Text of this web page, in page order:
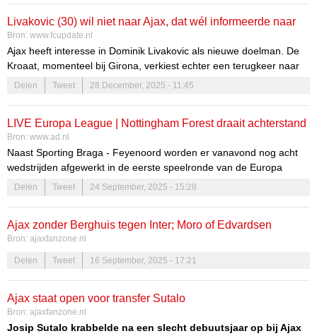
Panathinaikos is door na een penaltyserie tegen Viktoria Plzen. Om
21.00 uur zijn er nog vier duels begonnen.
Livakovic (30) wil niet naar Ajax, dat wél informeerde naar
doelman
Bron: www.fcupdate.nl
Ajax heeft interesse in Dominik Livakovic als nieuwe doelman. De
Kroaat, momenteel bij Girona, verkiest echter een terugkeer naar
Dinamo Zagreb boven een transfer naar Amsterdam. Ajax zoekt
versterking onder de lat voor de winter.
Delen Tweet 28 December, 2025 - 11:45
LIVE Europa League | Nottingham Forest draait achterstand
razendsnel om tegen Real Betis, Dinamo Zagreb wederom
op voorsprong tegen Fenerbahçe
Bron: www.ad.nl
Naast Sporting Braga - Feyenoord worden er vanavond nog acht
wedstrijden afgewerkt in de eerste speelronde van de Europa
League. Eerder vanavond stonden FC Midtjylland - Sturm Graz (2-
0) en PAOK - Maccabi Tel Aviv (0-0) op het programma. Om 21.00
Nottingham Forest. Volg hier de tussenstanden!
Delen Tweet 24 September, 2025 - 15:28
Ajax zonder Berghuis tegen Inter; Moro of Edvardsen
vervanger. Inter mist Martinez. Volg de wedstrijd live via ons
X kanaal en win!
Bron: ajaxfanzone.nl
Delen Tweet 16 September, 2025 - 17:21
Ajax staat open voor transfer Sutalo
Bron: ajaxfanzone.nl
Josip Sutalo krabbelde na een slecht debuutsjaar op bij Ajax